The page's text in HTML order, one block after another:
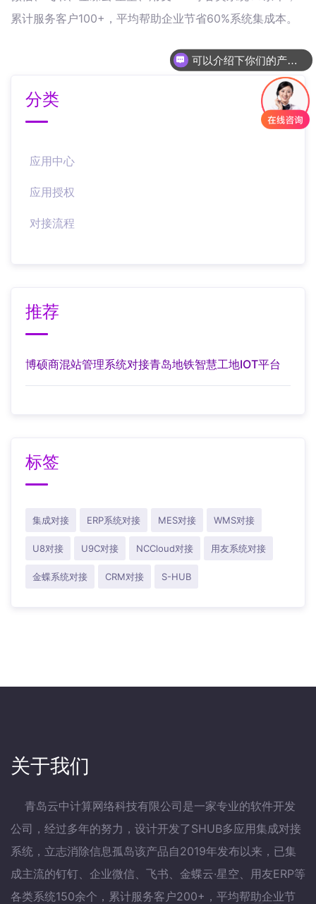
累计服务客户100+，平均帮助企业节省60%系统集成本。
分类
应用中心
应用授权
对接流程
推荐
博硕商混站管理系统对接青岛地铁智慧工地IOT平台
标签
集成对接 ERP系统对接 MES对接 WMS对接
U8对接 U9C对接 NCCloud对接 用友系统对接
金蝶系统对接 CRM对接 S-HUB
关于我们
青岛云中计算网络科技有限公司是一家专业的软件开发
公司，经过多年的努力，设计开发了SHUB多应用集成对接
系统，立志消除信息孤岛该产品自2019年发布以来，已集
成主流的钉钉、企业微信、飞书、金蝶云·星空、用友ERP等
各类系统150余个，累计服务客户200+，平均帮助企业节
可以介绍下你们的产品么